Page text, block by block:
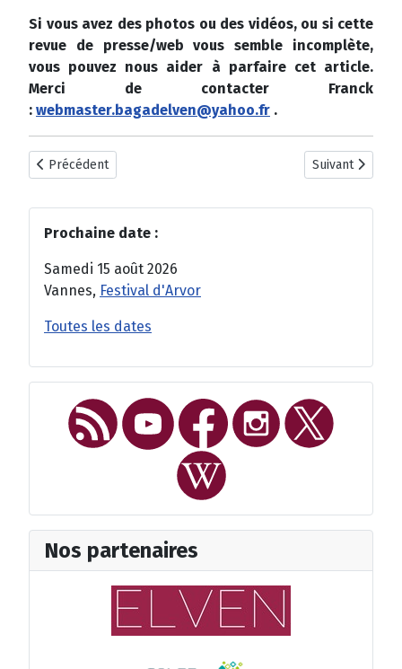
Si vous avez des photos ou des vidéos, ou si cette
revue de presse/web vous semble incomplète,
vous pouvez nous aider à parfaire cet article.
Merci de contacter Franck
: webmaster.bagadelven@yahoo.fr .
Article précédent : Covid-19 : Saint-Brieuc 2020 annulé
Précédent Article suivant
Suivant
Prochaine date :
Samedi 15 août 2026
Vannes, Festival d'Arvor
Toutes les dates
Nos partenaires